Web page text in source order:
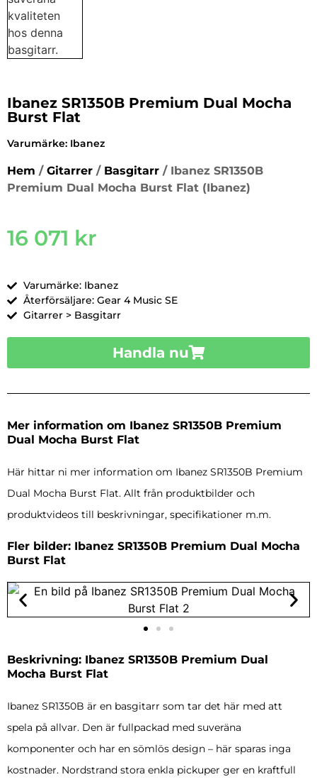
Ibanez SR1350B Premium Dual Mocha
Burst Flat
Varumärke: Ibanez
Hem / Gitarrer / Basgitarr / Ibanez SR1350B
Premium Dual Mocha Burst Flat (Ibanez)
16 071 kr
Varumärke: Ibanez
Återförsäljare: Gear 4 Music SE
Gitarrer > Basgitarr
Handla nu
Mer information om Ibanez SR1350B Premium
Dual Mocha Burst Flat
Här hittar ni mer information om Ibanez SR1350B Premium
Dual Mocha Burst Flat. Allt från produktbilder och
produktvideos till beskrivningar, specifikationer m.m.
Fler bilder: Ibanez SR1350B Premium Dual Mocha
Burst Flat
Beskrivning: Ibanez SR1350B Premium Dual
Mocha Burst Flat
Ibanez SR1350B är en basgitarr som tar det här med att
spela på allvar. Den är fullpackad med suveräna
komponenter och har en sömlös design – här sparas inga
kostnader. Nordstrand stora enkla pickuper ger en kraftfull